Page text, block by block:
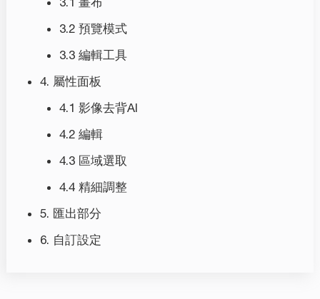
3.2 預覽模式
3.3 編輯工具
4. 屬性面板
4.1 影像去背AI
4.2 編輯
4.3 區域選取
4.4 精細調整
5. 匯出部分
6. 自訂設定